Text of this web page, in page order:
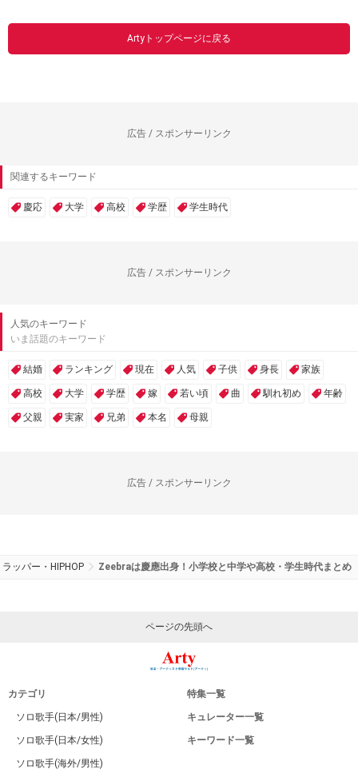
Artyトップページに戻る
広告 / スポンサーリンク
関連するキーワード
慶応 大学 高校 学歴 学生時代
広告 / スポンサーリンク
人気のキーワード
いま話題のキーワード
結婚 ランキング 現在 人気 子供 身長 家族
高校 大学 学歴 嫁 若い頃 曲 馴れ初め 年齢
父親 実家 兄弟 本名 母親
広告 / スポンサーリンク
ラッパー・HIPHOP Zeebraは慶應出身！小学校と中学や高校・学生時代まとめ
ページの先頭へ
カテゴリ
ソロ歌手(日本/男性)
ソロ歌手(日本/女性)
ソロ歌手(海外/男性)
特集一覧
キュレーター一覧
キーワード一覧